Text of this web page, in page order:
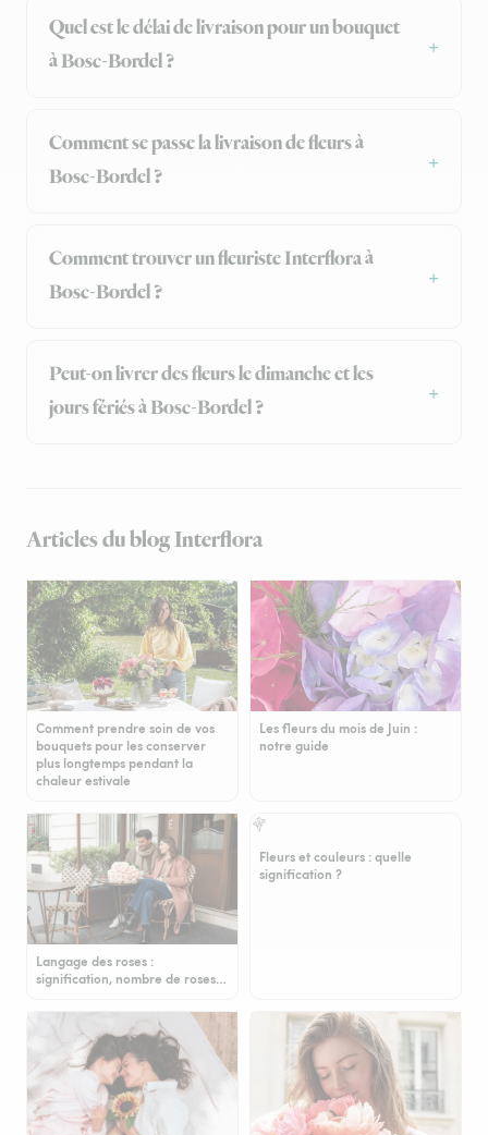
Quel est le délai de livraison pour un bouquet
à Bosc-Bordel ?
Comment se passe la livraison de fleurs à
Bosc-Bordel ?
Comment trouver un fleuriste Interflora à
Bosc-Bordel ?
Peut-on livrer des fleurs le dimanche et les
jours fériés à Bosc-Bordel ?
Articles du blog Interflora
Comment prendre soin de vos
bouquets pour les conserver
plus longtemps pendant la
chaleur estivale
Les fleurs du mois de Juin :
notre guide
Langage des roses :
signification, nombre de roses…
Fleurs et couleurs : quelle
signification ?